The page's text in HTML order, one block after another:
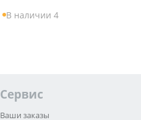
В наличии 4
Сервис
Ваши заказы